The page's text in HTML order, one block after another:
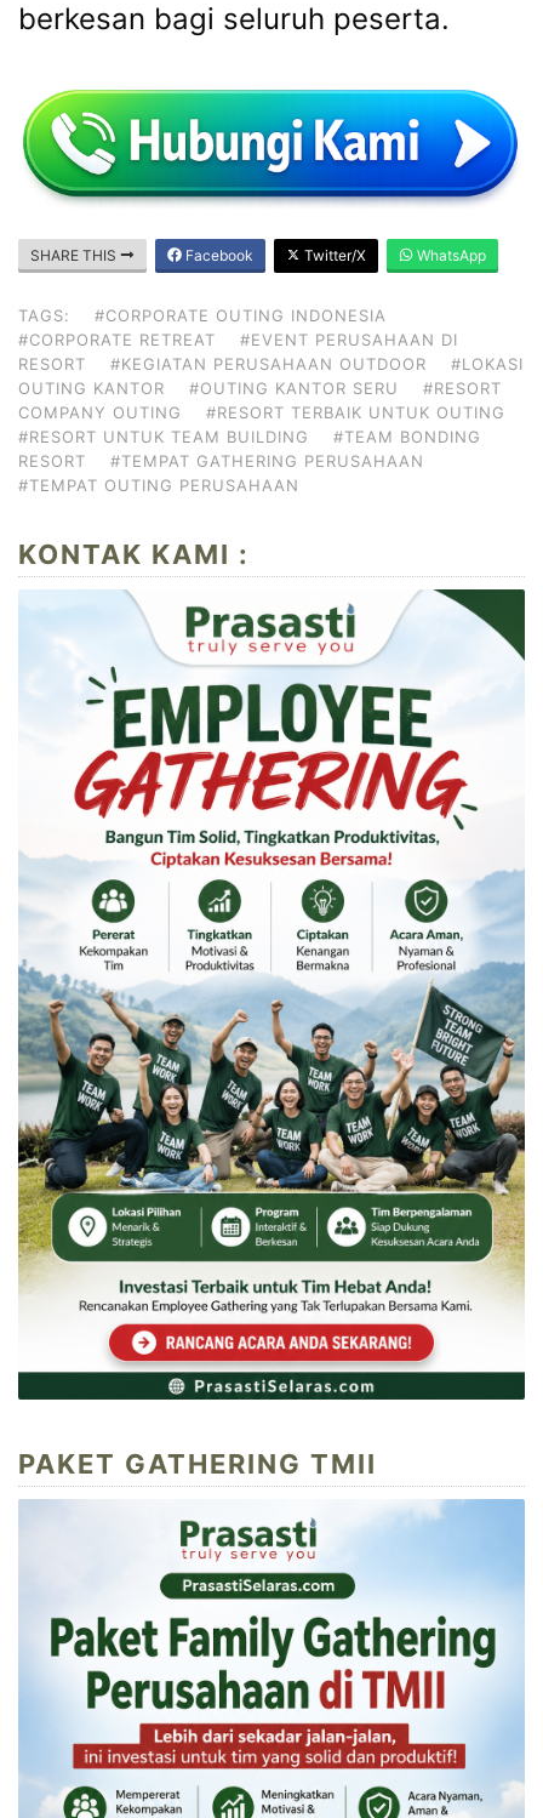
berkesan bagi seluruh peserta.
SHARE THIS Facebook Twitter/X WhatsApp
TAGS:
#CORPORATE OUTING INDONESIA
#CORPORATE RETREAT
#EVENT PERUSAHAAN DI
RESORT
#KEGIATAN PERUSAHAAN OUTDOOR
#LOKASI
OUTING KANTOR
#OUTING KANTOR SERU
#RESORT
COMPANY OUTING
#RESORT TERBAIK UNTUK OUTING
#RESORT UNTUK TEAM BUILDING
#TEAM BONDING
RESORT
#TEMPAT GATHERING PERUSAHAAN
#TEMPAT OUTING PERUSAHAAN
KONTAK KAMI :
PAKET GATHERING TMII